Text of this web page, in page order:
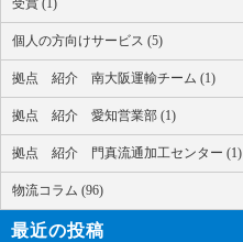
受賞 (1)
個人の方向けサービス (5)
拠点 紹介 南大阪運輸チーム (1)
拠点 紹介 愛知営業部 (1)
拠点 紹介 門真流通加工センター (1)
物流コラム (96)
最近の投稿